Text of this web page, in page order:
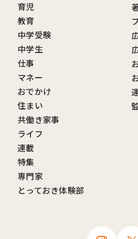
育児
教育
中学受験
中学生
仕事
マネー
おでかけ
住まい
共働き家事
ライフ
連載
特集
専門家
とっておき体験部